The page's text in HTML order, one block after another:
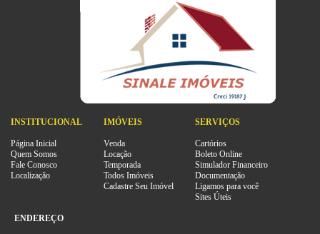
INSTITUCIONAL
Página Inicial
Quem Somos
Fale Conosco
Localização
IMÓVEIS
Venda
Locação
Temporada
Todos Imóveis
Cadastre Seu Imóvel
SERVIÇOS
Cartórios
Boleto Online
Simulador Financeiro
Documentação
Ligamos para você
Sites Úteis
ENDEREÇO